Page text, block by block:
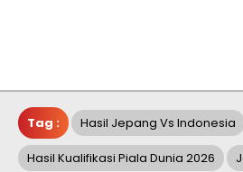
Tag : Hasil Jepang Vs Indonesia
Hasil Kualifikasi Piala Dunia 2026